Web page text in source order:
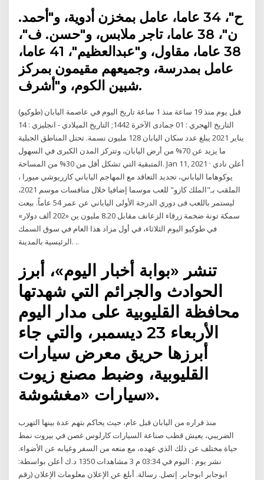
ح"، 34 عاما، عامل بمخزن أدوية، و"أحمد.
ن"، 38 عاما، تاجر ملابس، و"حسن. ف"،
38 عاما، مقاول، و"عبدالعظيم"، 41 عاما،
عامل بمدرسة، وجميعهم مقيمون بمركز
شبين الكوم، و"أشرف.
قبل يوم منذ 19 ساعة منذ 1 ساعة تاريخ اليوم في عاصمة اليابان (طوكيو)
التاريخ الهجري : 01 جمادى الآخرة 1442; التاريخ الميلادي - انجليزي : 14
يناير 2021 يبلغ عدد سكان اليابان 128 مليون نسمة. تحتل المناطق الجبلية
ما يزيد عن 70% من أرض اليابان، وتتركز المدن الكبرى في السهول
المتبقية التي تشكل أقل من 30% من المساحة. Jan 11, 2021 · أعلن نادي
يوكوهاما الياباني، تجديد التعاقد مع المهاجم الياباني كازريوشي ميورا ،
الملقب بـ"الملك كازو" للعب موسما إضافيا خلال منافسات موسم 2021،
ليستمر باللعب فى دوري الدرجة الأولى الياباني عن عمر 54 عاماً. بيعت
سمكة تونة ضخمة زرقاء الزعانف مقابل 8.20 مليون ين «202 ألف دولار»
في طوكيو اليوم الثلاثاء، في أول مزاد هذا العام في سوق السمك
الرئيسية بالمدينة. ..
تنشر «بوابة أخبار اليوم»، أبرز
الحوادث والجرائم التي شهدتها
محافظة القليوبية على مدار اليوم
الأربعاء 23 ديسمبر، والتي جاء
أبرزها حريق معرض سيارات
القليوبية، وضبط مصنع زيوت
سيارات «مغشوشة».
منذ فراره من اليابان قبل عام، حيث يحاكم بتهم عدة بينها التهرب
الضريبي، يعيش قطب صناعة السيارات كارلوس غصن في بيروت نمط
حياة مختلف عن ذلك الذي عهده، مع منعه من السفر وغيابه عن الأضواء.
نشر يوم : اليوم في 03:34 م 3 مشاهدات 1350 د.ك أعلن بواسطة:
ابوجابر ابوجابر. إتصل. رسالة. أبلغ عن الإعلان معلومات الإعلان (رقم